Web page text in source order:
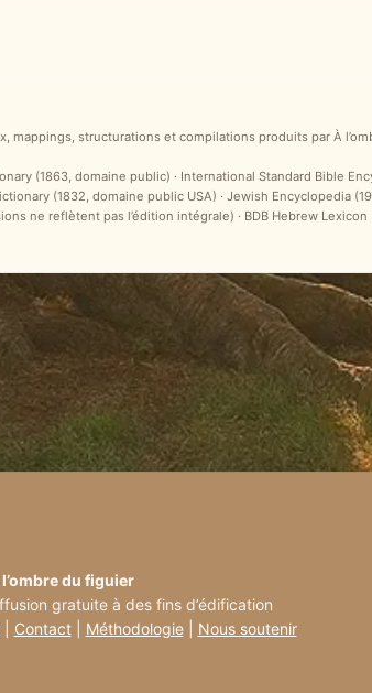
structurations et compilations produits par À
(1863, domaine public) · International Standard Bible
(1832, domaine public USA) · Jewish Encyclopedia
ne reflètent pas l’édition intégrale) · BDB Hebrew
du figuier
gratuite à des fins d’édification
| Contact| Méthodologie| Nous soutenir